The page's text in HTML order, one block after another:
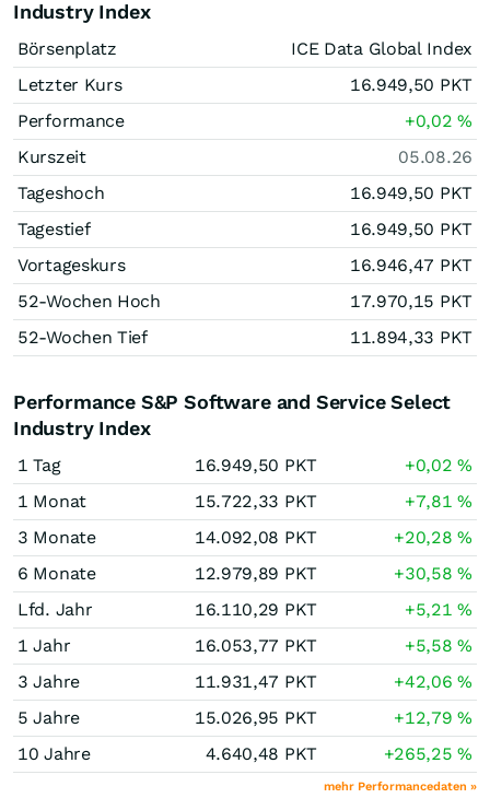
Industry Index
Börsenplatz
ICE Data Global Index
Letzter Kurs
16.949,50 PKT
Performance
+0,02%
Kurszeit
05.08.26
Tageshoch
16.949,50 PKT
Tagestief
16.949,50 PKT
Vortageskurs
16.946,47 PKT
52-Wochen Hoch
17.970,15 PKT
52-Wochen Tief
11.894,33 PKT
Performance S&P Software and Service Select
Industry Index
1 Tag 16.949,50 PKT +0,02%
1 Monat
15.722,33 PKT +7,81%
3 Monate
14.092,08 PKT +20,28%
6 Monate
12.979,89 PKT +30,58%
Lfd. Jahr
16.110,29 PKT +5,21%
1 Jahr
16.053,77 PKT +5,58%
3 Jahre
11.931,47 PKT +42,06%
5 Jahre
15.026,95 PKT +12,79%
10 Jahre
4.640,48 PKT +265,25%
mehr Performancedaten »